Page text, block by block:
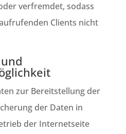
verfremdet, sodass
Clients nicht
zur Bereitstellung der
der Daten in
der Internetseite